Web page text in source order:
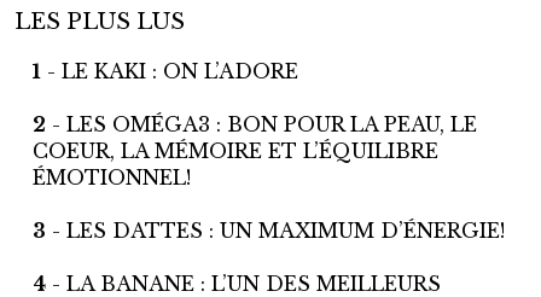
LES PLUS LUS
1 - LE KAKI : ON L’ADORE
2 - LES OMÉGA3 : BON POUR LA PEAU, LE
COEUR, LA MÉMOIRE ET L’ÉQUILIBRE
ÉMOTIONNEL!
3 - LES DATTES : UN MAXIMUM D’ÉNERGIE!
4 - LA BANANE : L’UN DES MEILLEURS